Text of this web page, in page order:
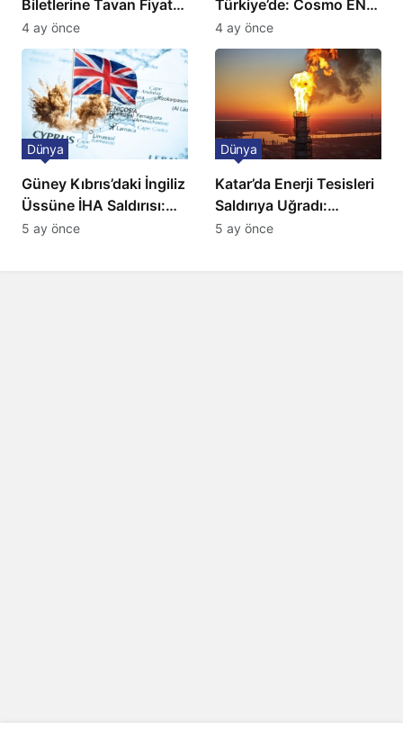
Biletlerine Tavan Fiyat:
Ulaşımda Yeni
Düzenleme
4 ay önce
Türkiye’de: Cosmo EN
ve BBC Player yayında
4 ay önce
Güney Kıbrıs’daki İngiliz
Üssüne İHA Saldırısı:
Patlama, Sirenler ve
Dünya
5 ay önce
Katar’da Enerji Tesisleri
Saldırıya Uğradı:
Avrupa’da Doğalgaz
Dünya
5 ay önce